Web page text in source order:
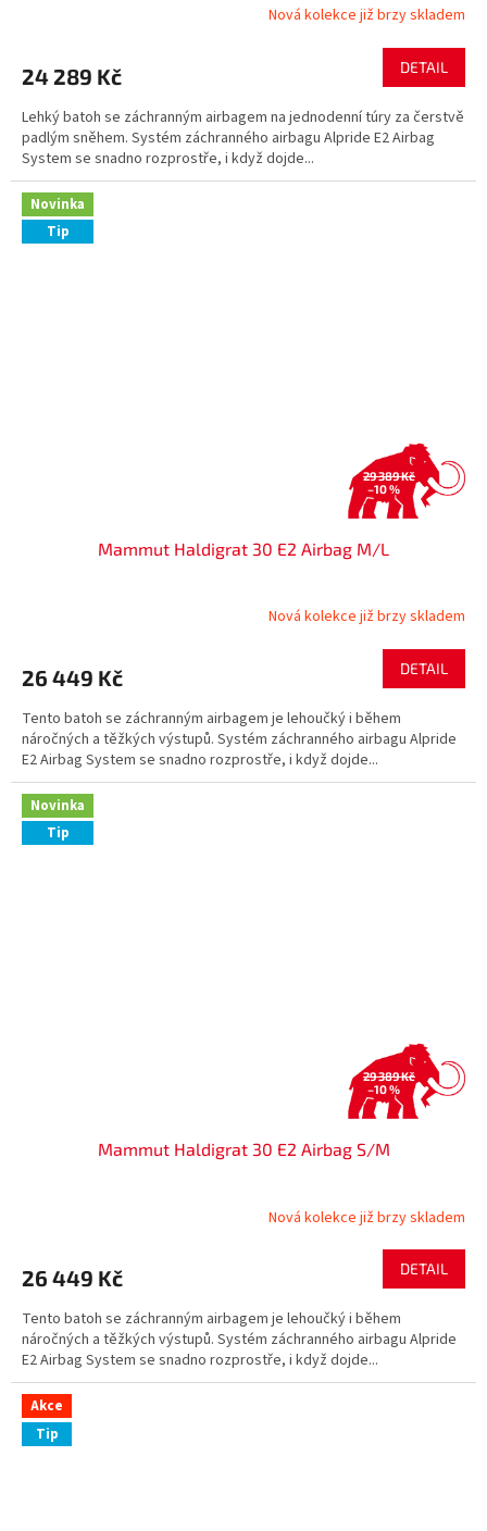
Nová kolekce již brzy skladem
24 289 Kč DETAIL
Lehký batoh se záchranným airbagem na jednodenní túry za čerstvě
padlým sněhem. Systém záchranného airbagu Alpride E2 Airbag
System se snadno rozprostře, i když dojde...
Novinka
Tip
29 389 Kč
–10 %
Mammut Haldigrat 30 E2 Airbag M/L
Nová kolekce již brzy skladem
26 449 Kč DETAIL
Tento batoh se záchranným airbagem je lehoučký i během
náročných a těžkých výstupů. Systém záchranného airbagu Alpride
E2 Airbag System se snadno rozprostře, i když dojde...
Novinka
Tip
29 389 Kč
–10 %
Mammut Haldigrat 30 E2 Airbag S/M
Nová kolekce již brzy skladem
26 449 Kč DETAIL
Tento batoh se záchranným airbagem je lehoučký i během
náročných a těžkých výstupů. Systém záchranného airbagu Alpride
E2 Airbag System se snadno rozprostře, i když dojde...
Akce
Tip